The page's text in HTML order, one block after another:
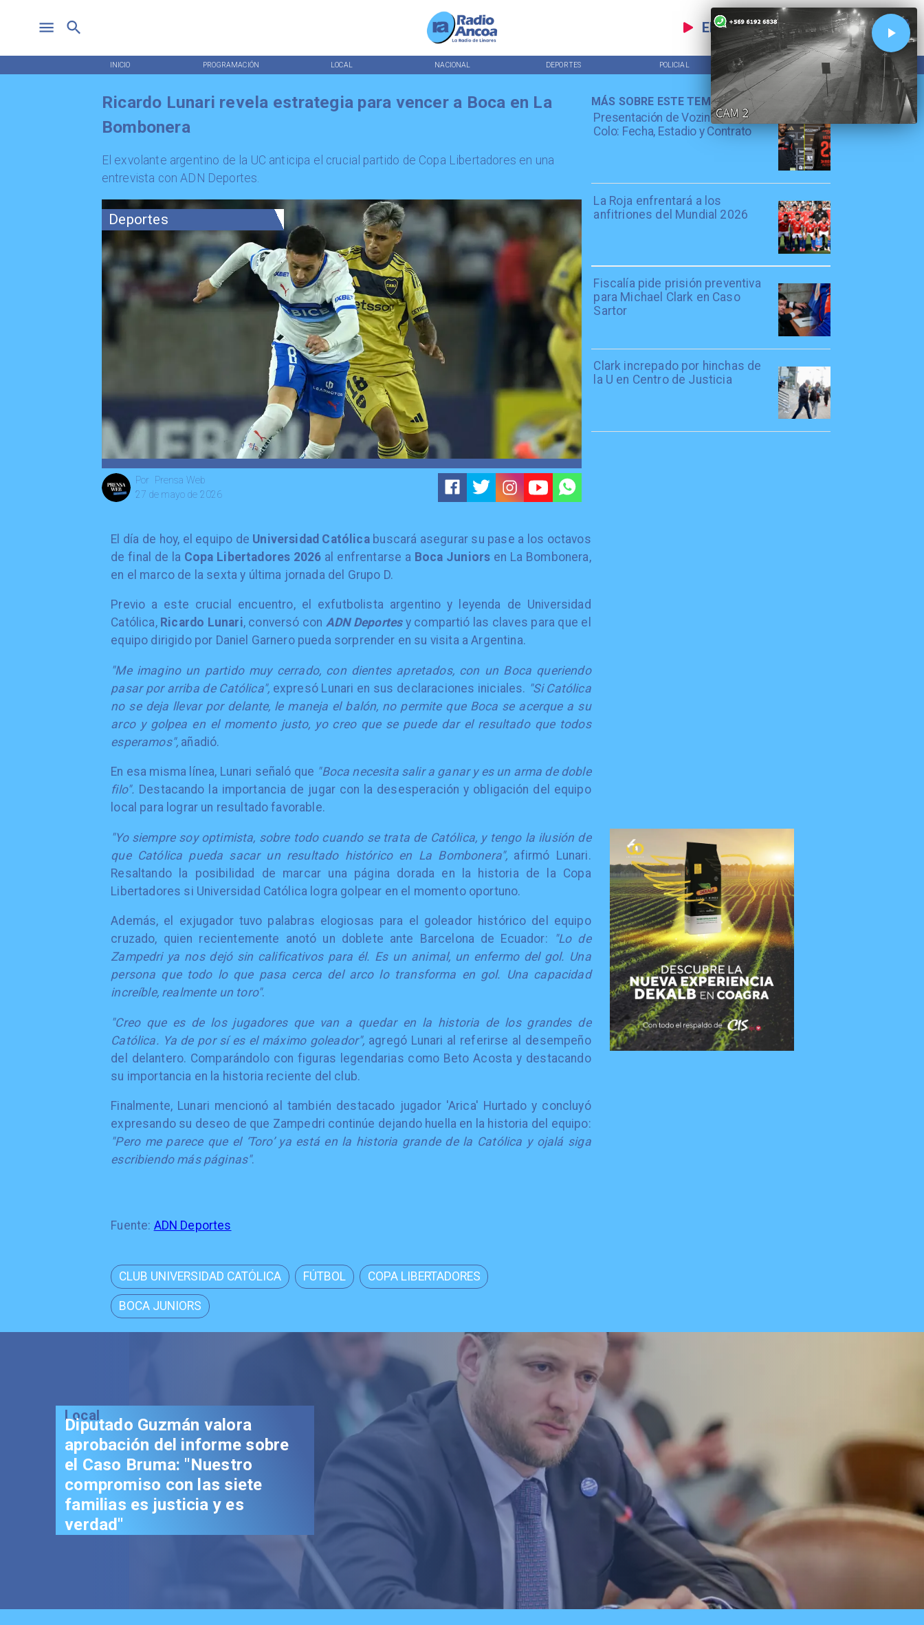
EN VIVO
INICIO PROGRAMACIÓN LOCAL NACIONAL DEPORTES POLICIAL TENDENCIAS
Deportes
Prensa Web
Por
27 de mayo de 2026
Presentación de Vozinha en Colo
Colo: Fecha, Estadio y Contrato
La Roja enfrentará a los
anfitriones del Mundial 2026
Fiscalía pide prisión preventiva
para Michael Clark en Caso
Sartor
Clark increpado por hinchas de
la U en Centro de Justicia
MÁS SOBRE ESTE TEMA
Ricardo Lunari revela estrategia para vencer a Boca en La
Bombonera
El exvolante argentino de la UC anticipa el crucial partido de Copa Libertadores en una
entrevista con ADN Deportes.
El día de hoy, el equipo de Universidad Católicabuscará asegurar su pase a los octavos
de final de la Copa Libertadores 2026 al enfrentarse a Boca Juniors en La Bombonera,
en el marco de la sexta y última jornada del Grupo D.
Previo a este crucial encuentro, el exfutbolista argentino y leyenda de Universidad
Católica, Ricardo Lunari, conversó con ADN Deportesy compartió las claves para que el
equipo dirigido por Daniel Garnero pueda sorprender en su visita a Argentina.
"Me imagino un partido muy cerrado, con dientes apretados, con un Boca queriendo
pasar por arriba de Católica", expresó Lunari en sus declaraciones iniciales. "Si Católica
no se deja llevar por delante, le maneja el balón, no permite que Boca se acerque a su
arco y golpea en el momento justo, yo creo que se puede dar el resultado que todos
esperamos", añadió.
En esa misma línea, Lunari señaló que "Boca necesita salir a ganar y es un arma de doble
filo". Destacando la importancia de jugar con la desesperación y obligación del equipo
local para lograr un resultado favorable.
"Yo siempre soy optimista, sobre todo cuando se trata de Católica, y tengo la ilusión de
que Católica pueda sacar un resultado histórico en La Bombonera", afirmó Lunari.
Resaltando la posibilidad de marcar una página dorada en la historia de la Copa
Libertadores si Universidad Católica logra golpear en el momento oportuno.
Además, el exjugador tuvo palabras elogiosas para el goleador histórico del equipo
cruzado, quien recientemente anotó un doblete ante Barcelona de Ecuador:
"Lo de
Zampedri ya nos dejó sin calificativos para él. Es un animal, un enfermo del gol. Una
persona que todo lo que pasa cerca del arco lo transforma en gol. Una capacidad
increíble, realmente un toro".
"Creo que es de los jugadores que van a quedar en la historia de los grandes de
Católica. Ya de por sí es el máximo goleador", agregó Lunari al referirse al desempeño
del delantero. Comparándolo con figuras legendarias como Beto Acosta y destacando
su importancia en la historia reciente del club.
Finalmente, Lunari mencionó al también destacado jugador 'Arica' Hurtado y concluyó
expresando su deseo de que Zampedri continúe dejando huella en la historia del equipo:
"Pero me parece que el ‘Toro’ ya está en la historia grande de la Católica y ojalá siga
escribiendo más páginas".
Fuente: ADN Deportes
CLUB UNIVERSIDAD CATÓLICA FÚTBOL COPA LIBERTADORES
BOCA JUNIORS
Local
Senador Vial celebra
aprobación del proyecto de
Reconstrucción: "Es un hito
trascendental en beneficio de
los chilenos"